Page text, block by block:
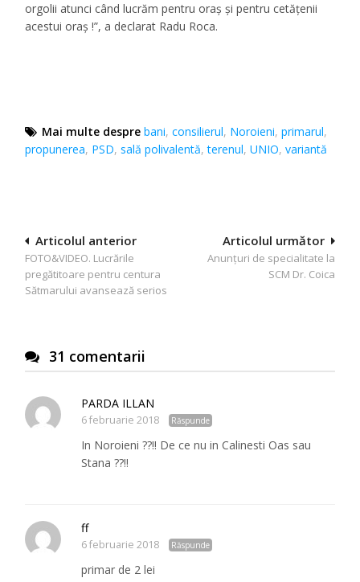
orgolii atunci când lucrăm pentru oraş şi pentru cetăţenii
acestui oraş !”, a declarat Radu Roca.
Mai multe despre bani,consilierul, Noroieni,primarul,
propunerea, PSD,sală polivalentă,terenul,UNIO,variantă
Navigare
în
articole
Articolul următor
Anunţuri de specialitate la
SCM Dr. Coica
Articolul anterior
FOTO&VIDEO. Lucrările
pregătitoare pentru centura
Sătmarului avansează serios
31 comentarii
PARDA ILLAN
6 februarie 2018 Răspunde
In Noroieni ??!! De ce nu in Calinesti Oas sau
Stana ??!!
ff
6 februarie 2018 Răspunde
primar de 2 lei